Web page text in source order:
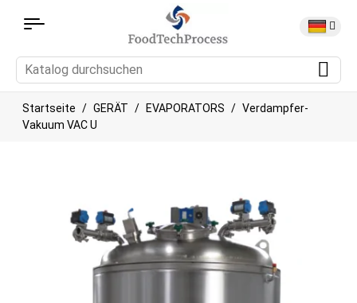
Startseite GERÄT EVAPORATORS
Verdampfer-
Vakuum VAC U